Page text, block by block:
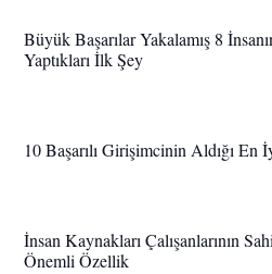
Büyük Başarılar Yakalamış 8
Yaptıkları İlk Şey
10 Başarılı Girişimcinin Aldığı En
İnsan Kaynakları Çalışanlarının
Önemli Özellik